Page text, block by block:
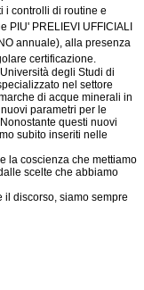
i controlli di routine e
PIU' PRELIEVI UFFICIALI
annuale), alla presenza
certificazione.
degli Studi di
nel settore
di acque minerali in
parametri per le
questi nuovi
subito inseriti nelle
la coscienza che mettiamo
scelte che abbiamo
il discorso, siamo sempre